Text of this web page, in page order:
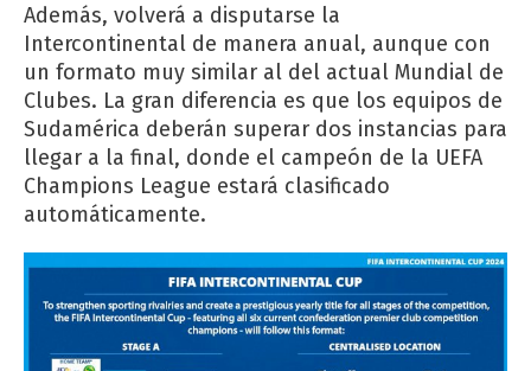
Además, volverá a disputarse la
Intercontinental de manera anual, aunque con
un formato muy similar al del actual Mundial de
Clubes. La gran diferencia es que los equipos de
Sudamérica deberán superar dos instancias para
llegar a la final, donde el campeón de la UEFA
Champions League estará clasificado
automáticamente.